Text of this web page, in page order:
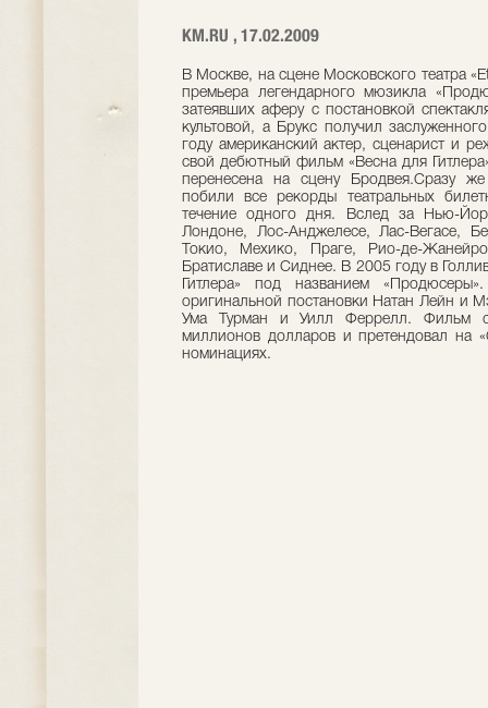
KM.RU , 17.02.2009
В Москве, на сцене Московского театра
премьера легендарного мюзикла
затеявших аферу с постановкой
культовой, а Брукс получил
году американский актер, сценарист и
свой дебютный фильм «Весна для
перенесена на сцену Бродвея.Сразу
побили все рекорды театральных
течение одного дня. Вслед за Нью-
Лондоне, Лос-Анджелесе, Лас-Вегасе,
Токио, Мехико, Праге, Рио-де-
Братиславе и Сиднее. В 2005 году в
Гитлера» под названием
оригинальной постановки Натан Лейн и
Ума Турман и Уилл Феррелл. Фильм
миллионов долларов и претендовал на
номинациях.